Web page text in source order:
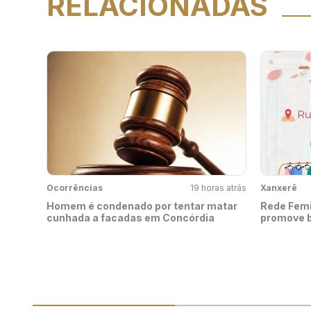
Ocorrências 19 horas atrás
Homem é condenado por tentar matar
cunhada a facadas em Concórdia
Xanxerê
Rede
promove